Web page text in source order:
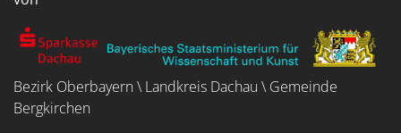
Bezirk Oberbayern \ Landkreis Dachau \ Gemeinde
Bergkirchen